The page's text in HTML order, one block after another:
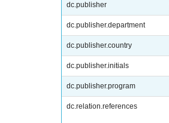
dc.publisher
dc.publisher.department
dc.publisher.country
dc.publisher.initials
dc.publisher.program
dc.relation.references